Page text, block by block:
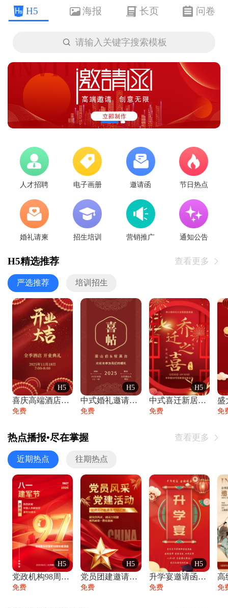
H5 海报 长页 问卷
 请输入关键字搜索模板
人才招聘 电子画册 邀请函 节日热点
婚礼请柬 招生培训 营销推广 通知公告
H5精选推荐 查看更多 
严选推荐 培训招生
H5
喜庆高端酒店开业大吉邀请函
免费
H5
中式婚礼邀请函中国风传统复古婚礼请柬请帖
免费
H5
中式喜迁新居乔迁之喜邀请函宴会请帖
免费 免
热点播报•尽在掌握 查看更多 
近期热点 往期热点
H5
党政机构98周年八一建军节庆祝晚会活动邀
免费
H5
党员团建邀请函党建活动风采党会工作汇报总
免费
H5
升学宴邀请函喜报金榜题名高端谢师宴邀请函
免费 免